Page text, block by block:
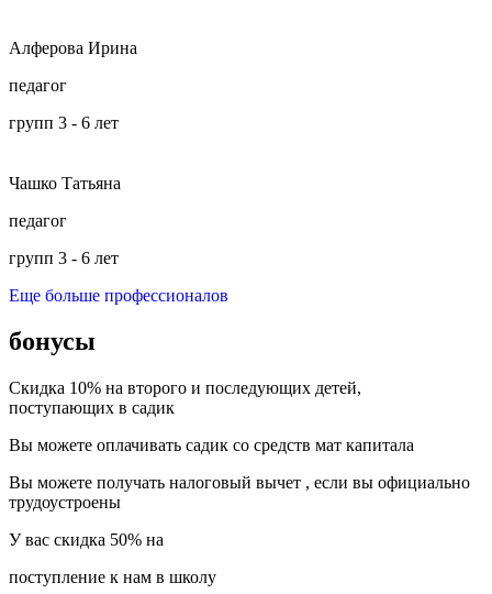
Алферова Ирина
педагог
групп 3 - 6 лет
Чашко Татьяна
педагог
групп 3 - 6 лет
Еще больше профессионалов
бонусы
Скидка 10% на второго и последующих детей,
поступающих в садик
Вы можете оплачивать садик со средств мат капитала
Вы можете получать налоговый вычет , если вы официально
трудоустроены
У вас скидка 50% на
поступление к нам в школу